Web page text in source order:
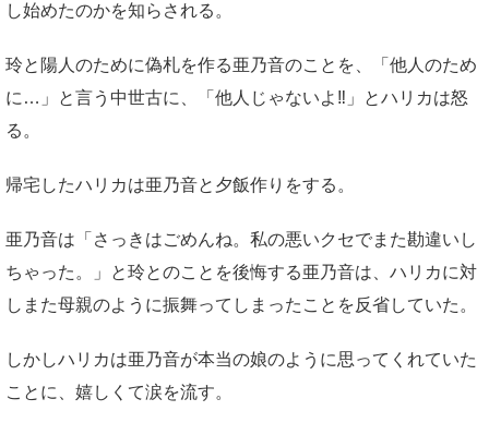
し始めたのかを知らされる。
玲と陽人のために偽札を作る亜乃音のことを、「他人のため
に…」と言う中世古に、「他人じゃないよ‼」とハリカは怒
る。
帰宅したハリカは亜乃音と夕飯作りをする。
亜乃音は「さっきはごめんね。私の悪いクセでまた勘違いし
ちゃった。」と玲とのことを後悔する亜乃音は、ハリカに対
しまた母親のように振舞ってしまったことを反省していた。
しかしハリカは亜乃音が本当の娘のように思ってくれていた
ことに、嬉しくて涙を流す。